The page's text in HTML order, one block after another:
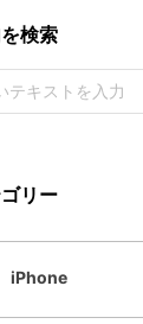
検索
リー
iPhone